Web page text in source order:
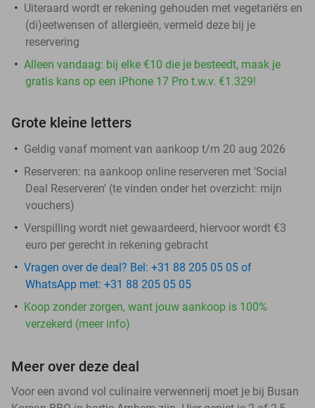
Uiteraard wordt er rekening gehouden met vegetariërs en
(di)eetwensen of allergieën, vermeld deze bij je
reservering
Alleen vandaag: bij elke €10 die je besteedt, maak je
gratis kans op een iPhone 17 Pro t.w.v. €1.329!
Grote kleine letters
Geldig vanaf moment van aankoop t/m 20 aug 2026
Reserveren: na aankoop online reserveren met 'Social
Deal Reserveren' (te vinden onder het overzicht: mijn
vouchers)
Verspilling wordt niet gewaardeerd, hiervoor wordt €3
euro per gerecht in rekening gebracht
Vragen over de deal? Bel: +31 88 205 05 05 of
WhatsApp met: +31 88 205 05 05
Koop zonder zorgen, want jouw aankoop is 100%
verzekerd (meer info)
Meer over deze deal
Voor een avond vol culinaire verwennerij moet je bij Busan